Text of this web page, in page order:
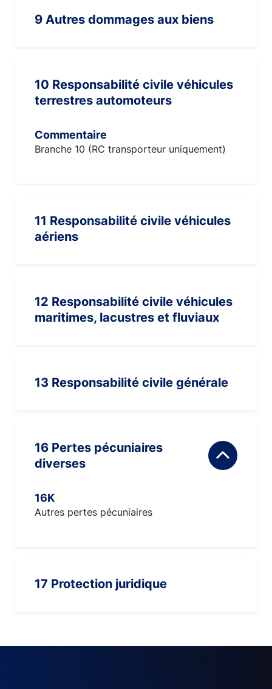
9 Autres dommages aux biens
10 Responsabilité civile véhicules
terrestres automoteurs
Commentaire
Branche 10 (RC transporteur uniquement)
11 Responsabilité civile véhicules
aériens
12 Responsabilité civile véhicules
maritimes, lacustres et fluviaux
13 Responsabilité civile générale
16 Pertes pécuniaires
diverses
16K
Autres pertes pécuniaires
17 Protection juridique